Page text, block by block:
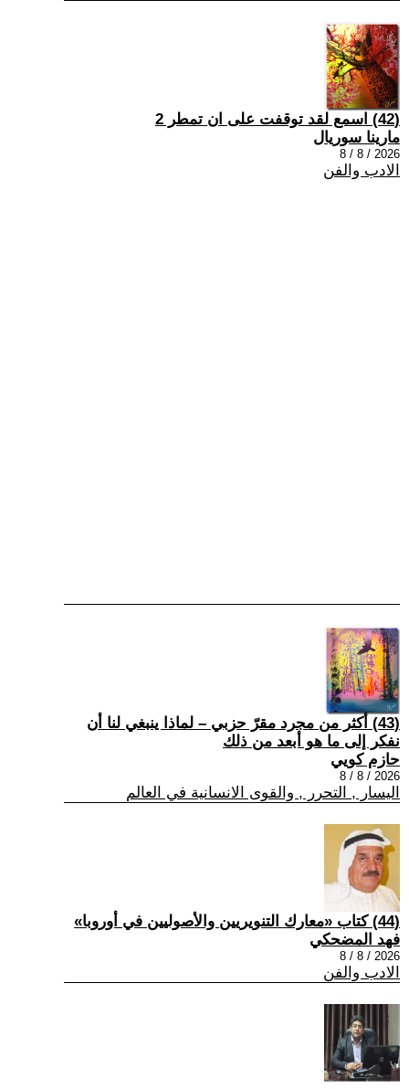
(42) اسمع لقد توقفت على ان تمطر 2
مارينا سوريال
2026 / 8 / 8
الادب والفن
(43) أكثر من مجرد مقرّ حزبي – لماذا ينبغي لنا أن
نفكر إلى ما هو أبعد من ذلك
حازم كويي
2026 / 8 / 8
اليسار , التحرر , والقوى الانسانية في العالم
(44) كتاب «معارك التنويريين والأصوليين في أوروبا»
فهد المضحكي
2026 / 8 / 8
الادب والفن